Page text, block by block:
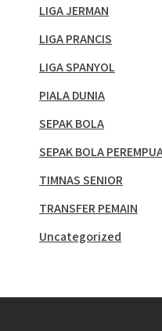
LIGA JERMAN
LIGA PRANCIS
LIGA SPANYOL
PIALA DUNIA
SEPAK BOLA
SEPAK BOLA
TIMNAS SENIOR
TRANSFER PEMAIN
Uncategorized